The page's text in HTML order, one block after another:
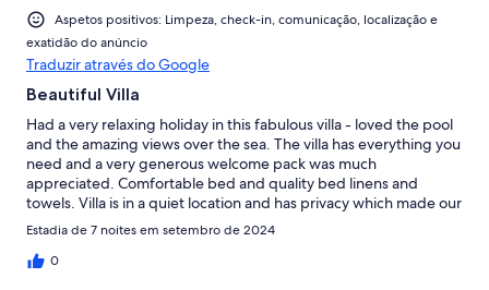
Aspetos positivos: Limpeza, check-in, comunicação, localização e
exatidão do anúncio
Traduzir através do Google
Beautiful Villa
Had a very relaxing holiday in this fabulous villa - loved the pool
and the amazing views over the sea. The villa has everything you
need and a very generous welcome pack was much
appreciated. Comfortable bed and quality bed linens and
towels. Villa is in a quiet location and has privacy which made our
holiday the restful time we needed. Pool area has very
breakfast on the terrace by the pool listening to the sound of
Estadia de 7 noites em setembro de 2024
0